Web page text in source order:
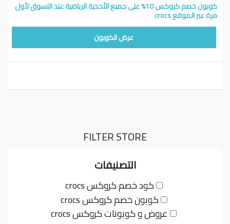
كوبون خصم كروكس 10% على جميع الأحذية الرياضية عند التسوق لأول
مرة عبر الموقع crocs
عرض الكوبون
FILTER STORE
التصنيفات
كود خصم كروكس crocs
كوبون خصم كروكس crocs
عروض و كوبونات كروكس crocs